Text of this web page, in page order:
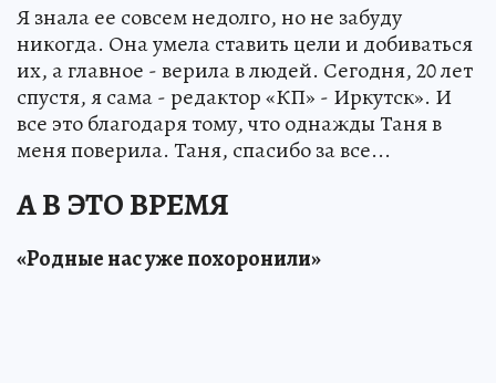
Я знала ее совсем недолго, но не забуду
никогда. Она умела ставить цели и добиваться
их, а главное - верила в людей. Сегодня, 20 лет
спустя, я сама - редактор «КП» - Иркутск». И
все это благодаря тому, что однажды Таня в
меня поверила. Таня, спасибо за все...
А В ЭТО ВРЕМЯ
«Родные нас уже похоронили»